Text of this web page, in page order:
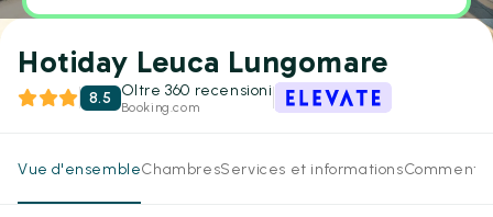
Hotiday Leuca Lungomare
8.5 Oltre 360 recensioni
Booking.com
Vue d'ensembleChambresServices et informations